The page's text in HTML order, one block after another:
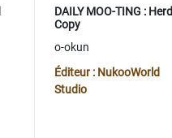
DAILY MOO-TING : Herd
Copy
o-okun
Éditeur : NukooWorld
Studio